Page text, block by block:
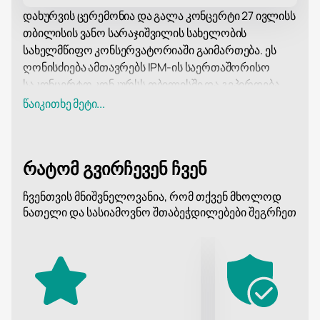
დახურვის ცერემონია და გალა კონცერტი 27 ივლისს
თბილისის ვანო სარაჯიშვილის სახელობის
სახელმწიფო კონსერვატორიაში გაიმართება. ეს
ღონისძიება ამთავრებს IPM-ის საერთაშორისო
საკონცერტო კონკურსს თბილისში და გვპირდება,
რომ გახდება მნიშვნელოვანი კულტურული
მირიან ხუხუნაიშვილის ხელმძღვანელობით.
თბილისის ვანო სარაჯიშვილის სახელობის
სახელმწიფო კონსერვატორია ერთ-ერთი წამყვანი
მუსიკალური აკადემიაა საქართველოში. დაარსდა
მდებარე ისტორიულ შენობაში. კონსერვატორია
ცნობილია თავისი აკადემიური ტრადიციებითა და
მუსიკოსების მომზადების მაღალი დონით.
დახურვის ცერემონია და გალა კონცერტის
წაიკითხე მეტი...
რატომ გვირჩევენ ჩვენ
ჩვენთვის მნიშვნელოვანია, რომ თქვენ მხოლოდ
ნათელი და სასიამოვნო შთაბეჭდილებები შეგრჩეთ